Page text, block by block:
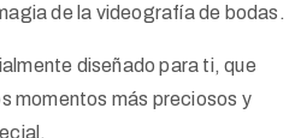
de la videografía de bodas.
diseñado para ti, que
momentos más preciosos y